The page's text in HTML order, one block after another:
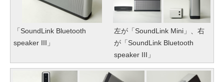
「SoundLink Bluetooth
speaker III」
左が「SoundLink Mini」、右
が「SoundLink Bluetooth
speaker III」